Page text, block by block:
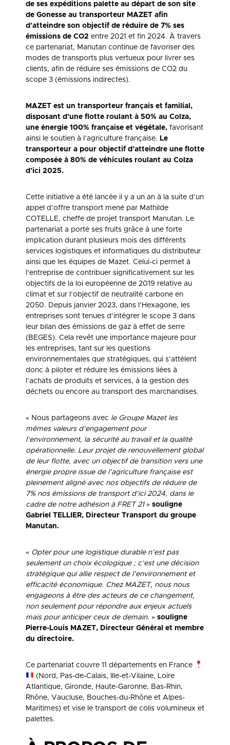
de ses expéditions palette au départ de son site
de Gonesse au transporteur MAZET afin
d’atteindre son objectif de réduire de 7% ses
émissions de CO2 entre 2021 et fin 2024. À travers
ce partenariat, Manutan continue de favoriser des
modes de transports plus vertueux pour livrer ses
clients, afin de réduire ses émissions de CO2 du
scope 3 (émissions indirectes).
MAZET est un transporteur français et familial,
disposant d’une flotte roulant à 50% au Colza,
une énergie 100% française et végétale, favorisant
ainsi le soutien à l’agriculture française. Le
transporteur a pour objectif d’atteindre une flotte
composée à 80% de véhicules roulant au Colza
d’ici 2025.
Cette initiative a été lancée il y a un an à la suite d’un
appel d’offre transport mené par Mathilde
COTELLE, cheffe de projet transport Manutan. Le
partenariat a porté ses fruits grâce à une forte
implication durant plusieurs mois des différents
services logistiques et informatiques du distributeur
ainsi que les équipes de Mazet. Celui-ci permet à
l’entreprise de contribuer significativement sur les
objectifs de la loi européenne de 2019 relative au
climat et sur l’objectif de neutralité carbone en
2050. Depuis janvier 2023, dans l’Hexagone, les
entreprises sont tenues d’intégrer le scope 3 dans
leur bilan des émissions de gaz à effet de serre
(BEGES). Cela revêt une importance majeure pour
les entreprises, tant sur les questions
environnementales que stratégiques, qui s’attèlent
donc à piloter et réduire les émissions liées à
l’achats de produits et services, à la gestion des
déchets ou encore au transport des marchandises.
« Nous partageons avec le Groupe Mazet les
mêmes valeurs d’engagement pour
l’environnement, la sécurité au travail et la qualité
opérationnelle. Leur projet de renouvellement global
de leur flotte, avec un objectif de transition vers une
énergie propre issue de l’agriculture française est
pleinement aligné avec nos objectifs de réduire de
7% nos émissions de transport d’ici 2024, dans le
cadre de notre adhésion à FRET 21 » souligne
Gabriel TELLIER, Directeur Transport du groupe
Manutan.
« Opter pour une logistique durable n’est pas
seulement un choix écologique ; c’est une décision
stratégique qui allie respect de l’environnement et
efficacité économique. Chez MAZET, nous nous
engageons à être des acteurs de ce changement,
non seulement pour répondre aux enjeux actuels
mais pour anticiper ceux de demain. » souligne
Pierre-Louis MAZET, Directeur Général et membre
du directoire.
Ce partenariat couvre 11 départements en France
(Nord, Pas-de-Calais, Ille-et-Vilaine, Loire
Atlantique, Gironde, Haute-Garonne, Bas-Rhin,
Rhône, Vaucluse, Bouches-du-Rhône et Alpes-
Maritimes) et vise le transport de colis volumineux et
palettes.